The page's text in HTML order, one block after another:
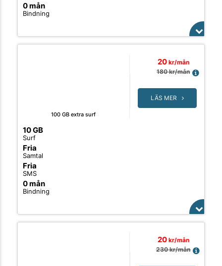
0 mån
Bindning
100 GB extra surf
10 GB
Surf
Fria
Samtal
Fria
SMS
0 mån
Bindning
20 kr/mån
180 kr/mån
LÄS MER
20 kr/mån
230 kr/mån